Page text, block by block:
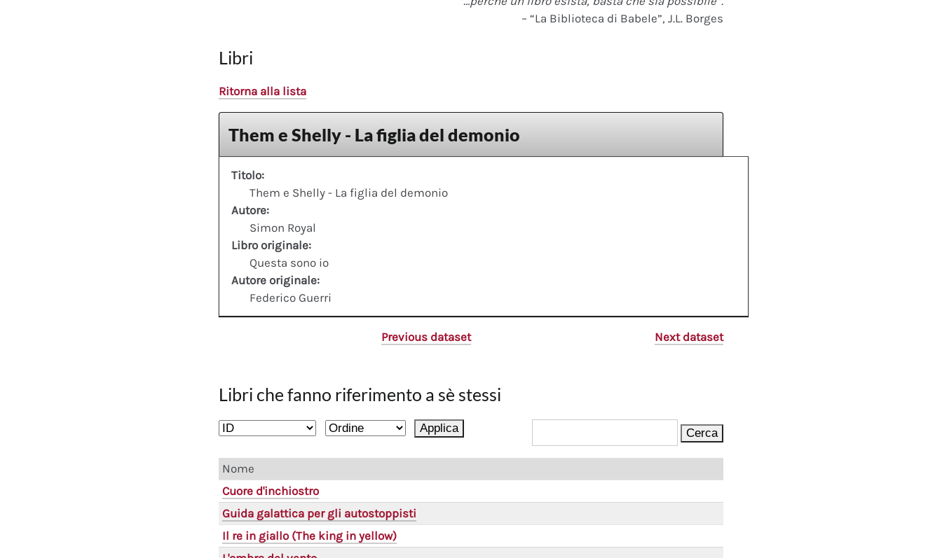
– “La Biblioteca di Babele”, J.L. Borges
Libri
Ritorna alla lista
Them e Shelly - La figlia del demonio
Titolo:
Them e Shelly - La figlia del demonio
Autore:
Simon Royal
Libro originale:
Questa sono io
Autore originale:
Federico Guerri
Previous dataset Next dataset
Libri che fanno riferimento a sè stessi
Nome
Cuore d'inchiostro
Guida galattica per gli autostoppisti
Il re in giallo (The king in yellow)